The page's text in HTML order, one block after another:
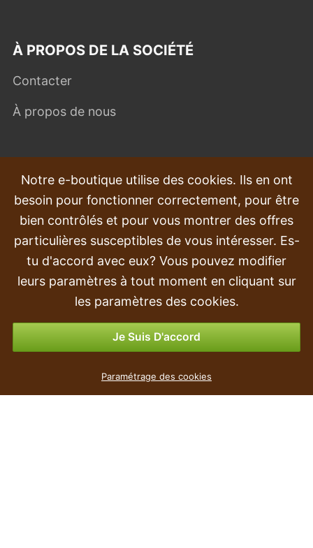
À PROPOS DE LA SOCIÉTÉ
Contacter
À propos de nous
QUESTIONS FRÉQUEMMENT POSÉES
Plaintes
Transport et livraison
Commande
Retours et remboursements
Options de paiement
Notre e-boutique utilise des cookies. Ils en ont
besoin pour fonctionner correctement, pour être
bien contrôlés et pour vous montrer des offres
particulières susceptibles de vous intéresser. Es-
tu d'accord avec eux? Vous pouvez modifier
leurs paramètres à tout moment en cliquant sur
les paramètres des cookies.
Je Suis D'accord
Paramétrage des cookies